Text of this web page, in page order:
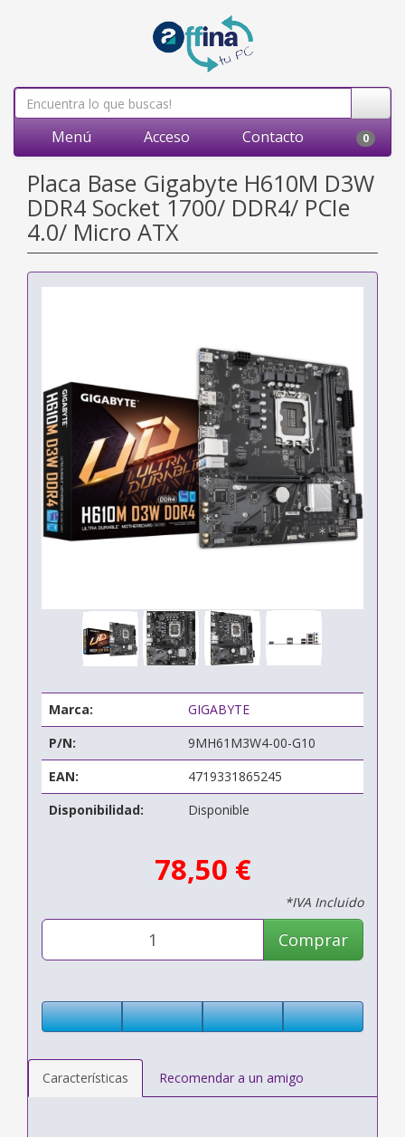
Menú Acceso Contacto 0
Placa Base Gigabyte H610M D3W
DDR4 Socket 1700/ DDR4/ PCIe
4.0/ Micro ATX
Marca:
GIGABYTE
P/N:
9MH61M3W4-00-G10
EAN:
4719331865245
Disponibilidad:
Disponible
78,50 €
*IVA Incluido
Comprar
Características Recomendar a un amigo